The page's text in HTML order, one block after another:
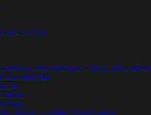
METLIČKY
POCHODOVÉ BICIE NÁSTROJE
PERKUSIE
BICIE
JOGA, ETHNO, EZOTERIKA